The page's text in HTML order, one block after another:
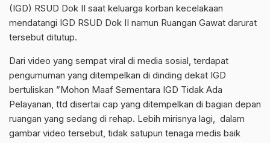
(IGD) RSUD Dok II saat keluarga korban kecelakaan
mendatangi IGD RSUD Dok II namun Ruangan Gawat darurat
tersebut ditutup.
Dari video yang sempat viral di media sosial, terdapat
pengumuman yang ditempelkan di dinding dekat IGD
bertuliskan ”Mohon Maaf Sementara IGD Tidak Ada
Pelayanan, ttd disertai cap yang ditempelkan di bagian depan
ruangan yang sedang di rehap. Lebih mirisnya lagi, dalam
gambar video tersebut, tidak satupun tenaga medis baik